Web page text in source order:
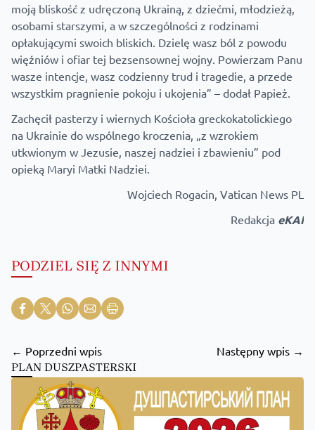
moją bliskość z udręczoną Ukrainą, z dziećmi, młodzieżą,
osobami starszymi, a w szczególności z rodzinami
opłakującymi swoich bliskich. Dzielę wasz ból z powodu
więźniów i ofiar tej bezsensownej wojny. Powierzam Panu
wasze intencje, wasz codzienny trud i tragedie, a przede
wszystkim pragnienie pokoju i ukojenia” – dodał Papież.
Zachęcił pasterzy i wiernych Kościoła greckokatolickiego
na Ukrainie do wspólnego kroczenia, „z wzrokiem
utkwionym w Jezusie, naszej nadziei i zbawieniu” pod
opieką Maryi Matki Nadziei.
Wojciech Rogacin, Vatican News PL
Redakcja eKAI
PODZIEL SIĘ Z INNYMI
← Poprzedni wpis Następny wpis →
PLAN DUSZPASTERSKI